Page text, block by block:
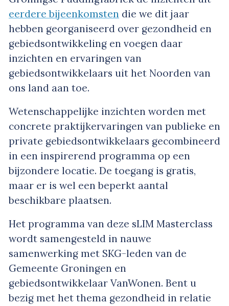
eerdere bijeenkomsten die we dit jaar
hebben georganiseerd over gezondheid en
gebiedsontwikkeling en voegen daar
inzichten en ervaringen van
gebiedsontwikkelaars uit het Noorden van
ons land aan toe.
Wetenschappelijke inzichten worden met
concrete praktijkervaringen van publieke en
private gebiedsontwikkelaars gecombineerd
in een inspirerend programma op een
bijzondere locatie. De toegang is gratis,
maar er is wel een beperkt aantal
beschikbare plaatsen.
Het programma van deze sLIM Masterclass
wordt samengesteld in nauwe
samenwerking met SKG-leden van de
Gemeente Groningen en
gebiedsontwikkelaar VanWonen. Bent u
bezig met het thema gezondheid in relatie